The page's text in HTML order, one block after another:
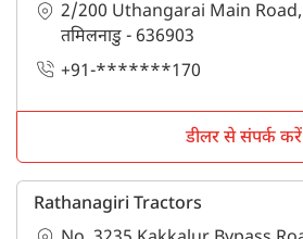
2/200 Uthangarai Main Road,
तमिलनाडु - 636903
+91-*******170
डीलर से संपर्क करें
Rathanagiri Tractors